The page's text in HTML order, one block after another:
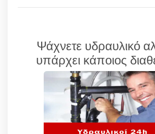
Ψάχνετε υδραυλικό
υπάρχει κάποιος